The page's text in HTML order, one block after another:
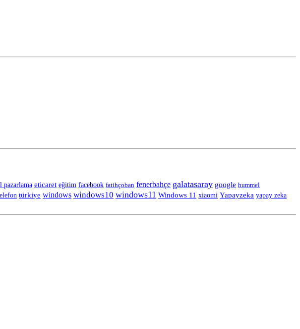
pazarlama eticaret eğitim facebook fatihçoban fenerbahçe galatasaray google hummel
türkiye windows windows10 windows11 Windows 11 xiaomi Yapayzeka yapay zeka